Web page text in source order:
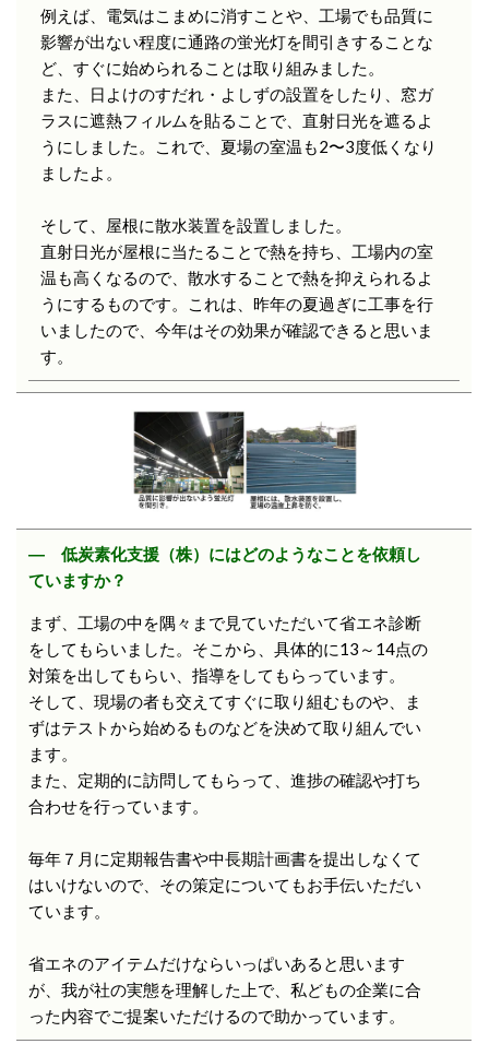
例えば、電気はこまめに消すことや、工場でも品質に
影響が出ない程度に通路の蛍光灯を間引きすることな
ど、すぐに始められることは取り組みました。
また、日よけのすだれ・よしずの設置をしたり、窓ガ
ラスに遮熱フィルムを貼ることで、直射日光を遮るよ
うにしました。これで、夏場の室温も2〜3度低くなり
ましたよ。
そして、屋根に散水装置を設置しました。
直射日光が屋根に当たることで熱を持ち、工場内の室
温も高くなるので、散水することで熱を抑えられるよ
うにするものです。これは、昨年の夏過ぎに工事を行
いましたので、今年はその効果が確認できると思いま
す。
― 低炭素化支援（株）にはどのようなことを依頼し
ていますか？
まず、工場の中を隅々まで見ていただいて省エネ診断
をしてもらいました。そこから、具体的に13～14点の
対策を出してもらい、指導をしてもらっています。
そして、現場の者も交えてすぐに取り組むものや、ま
ずはテストから始めるものなどを決めて取り組んでい
ます。
また、定期的に訪問してもらって、進捗の確認や打ち
合わせを行っています。
毎年７月に定期報告書や中長期計画書を提出しなくて
はいけないので、その策定についてもお手伝いただい
ています。
省エネのアイテムだけならいっぱいあると思います
が、我が社の実態を理解した上で、私どもの企業に合
った内容でご提案いただけるので助かっています。